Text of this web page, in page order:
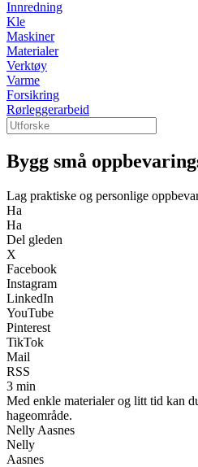
Innredning
Kle
Maskiner
Materialer
Verktøy
Varme
Forsikring
Rørleggerarbeid
Bygg små
Lag praktiske og personlige
Ha
Ha
Del gleden
X
Facebook
Instagram
LinkedIn
YouTube
Pinterest
TikTok
Mail
RSS
3 min
Med enkle materialer og litt tid kan
hageområde.
Nelly Aasnes
Nelly
Aasnes